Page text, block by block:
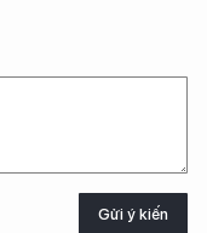
Gửi ý kiến